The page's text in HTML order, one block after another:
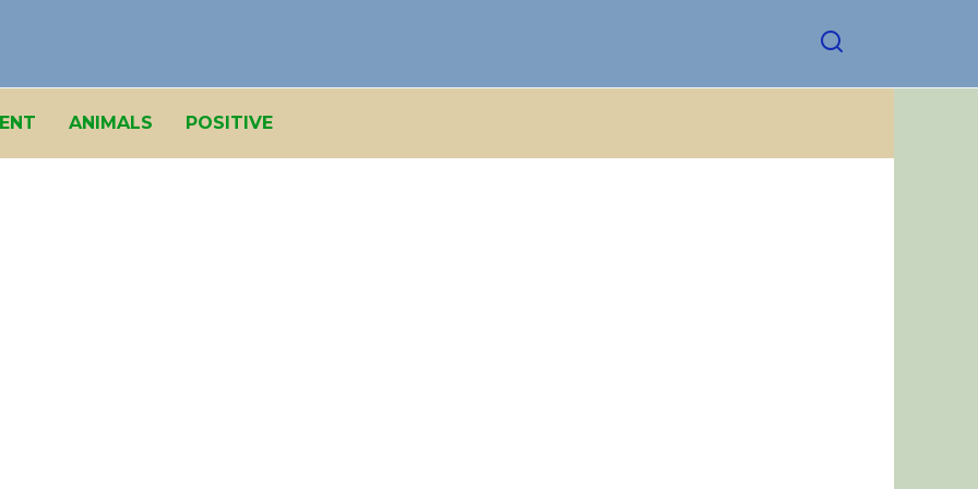
ANIMALS POSITIVE